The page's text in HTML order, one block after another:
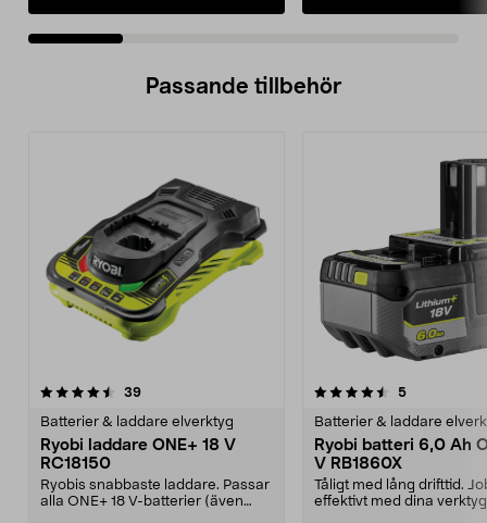
Passande tillbehör
39recensioner
Batterier & laddare elverktyg
Ryobi laddare ONE+ 18 V
RC18150
Ryobis snabbaste laddare. Passar
alla ONE+ 18 V-batterier (även
4.5av 5 stjärnor 5recensioner
Batterier & laddare
Ryobi batteri 6,0 Ah
V RB1860X
Tåligt med lång drifttid.
effektivt med dina
4.5av 5 stjärnor